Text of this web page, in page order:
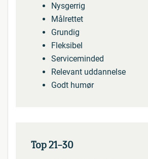
Nysgerrig
Målrettet
Grundig
Fleksibel
Serviceminded
Relevant uddannelse
Godt humør
Top 21-30